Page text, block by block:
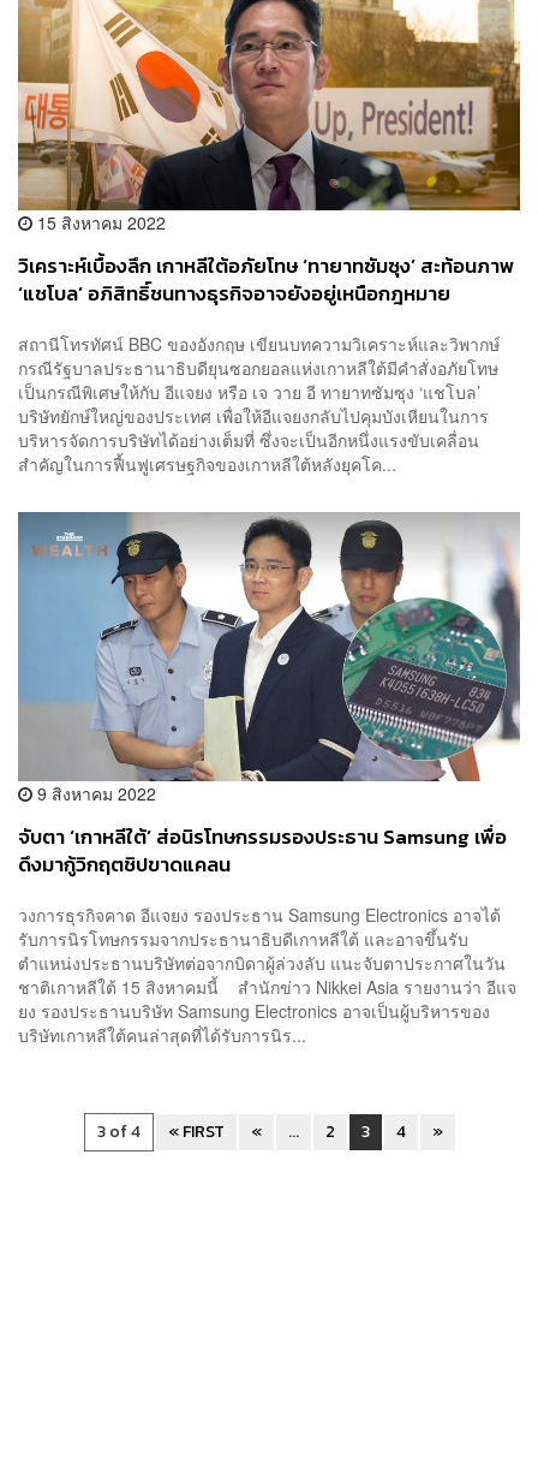
15 สิงหาคม 2022
วิเคราะห์เบื้องลึก เกาหลีใต้อภัยโทษ ‘ทายาทซัมซุง’ สะท้อนภาพ
‘แชโบล’ อภิสิทธิ์ชนทางธุรกิจอาจยังอยู่เหนือกฎหมาย
สถานีโทรทัศน์ BBC ของอังกฤษ เขียนบทความวิเคราะห์และวิพากษ์
กรณีรัฐบาลประธานาธิบดียุนซอกยอลแห่งเกาหลีใต้มีคำสั่งอภัยโทษ
เป็นกรณีพิเศษให้กับ อีแจยง หรือ เจ วาย อี ทายาทซัมซุง ‘แชโบล’
บริษัทยักษ์ใหญ่ของประเทศ เพื่อให้อีแจยงกลับไปคุมบังเหียนในการ
บริหารจัดการบริษัทได้อย่างเต็มที่ ซึ่งจะเป็นอีกหนึ่งแรงขับเคลื่อน
สำคัญในการฟื้นฟูเศรษฐกิจของเกาหลีใต้หลังยุคโค...
9 สิงหาคม 2022
จับตา ‘เกาหลีใต้’ ส่อนิรโทษกรรมรองประธาน Samsung เพื่อ
ดึงมากู้วิกฤตชิปขาดแคลน
วงการธุรกิจคาด อีแจยง รองประธาน Samsung Electronics อาจได้
รับการนิรโทษกรรมจากประธานาธิบดีเกาหลีใต้ และอาจขึ้นรับ
ตำแหน่งประธานบริษัทต่อจากบิดาผู้ล่วงลับ แนะจับตาประกาศในวัน
ชาติเกาหลีใต้ 15 สิงหาคมนี้ สำนักข่าว Nikkei Asia รายงานว่า อีแจ
ยง รองประธานบริษัท Samsung Electronics อาจเป็นผู้บริหารของ
บริษัทเกาหลีใต้คนล่าสุดที่ได้รับการนิร...
3 of 4 « FIRST « ... 2 3 4 »